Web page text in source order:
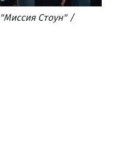
Стоун" /